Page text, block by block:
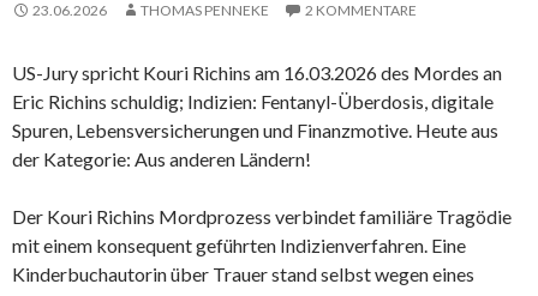
23.06.2026 THOMAS PENNEKE 2 KOMMENTARE
US-Jury spricht Kouri Richins am 16.03.2026 des Mordes an
Eric Richins schuldig; Indizien: Fentanyl-Überdosis, digitale
Spuren, Lebensversicherungen und Finanzmotive. Heute aus
der Kategorie: Aus anderen Ländern!
Der Kouri Richins Mordprozess verbindet familiäre Tragödie
mit einem konsequent geführten Indizienverfahren. Eine
Kinderbuchautorin über Trauer stand selbst wegen eines